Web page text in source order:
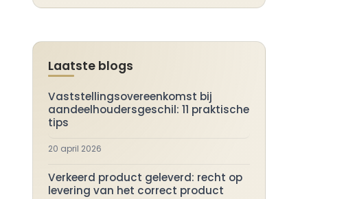
Laatste blogs
Vaststellingsovereenkomst bij
aandeelhoudersgeschil: 11 praktische
tips
20 april 2026
Verkeerd product geleverd: recht op
levering van het correct product